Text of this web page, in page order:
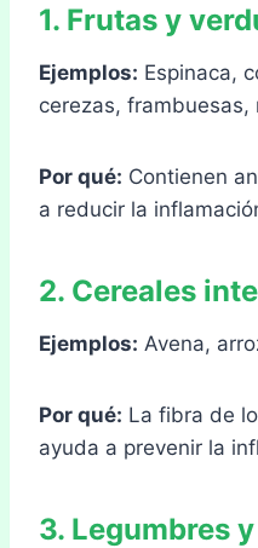
1. Frutas y
Ejemplos: Espinaca,
cerezas, frambuesas,
Por qué: Contienen
a reducir la
2. Cereales
Ejemplos: Avena,
Por qué: La fibra de
ayuda a prevenir la
3. Legumbres